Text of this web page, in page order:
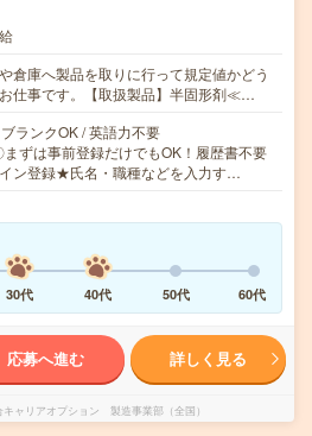
倉庫へ製品を取りに行って規定値かどう
仕事です。【取扱製品】半固形剤≪…
ランクOK / 英語力不要
ずは事前登録だけでもOK！履歴書不要
ン登録★氏名・職種などを入力す…
30代 40代 50代 60代
応募へ進む 詳しく見る
キャリアオプション 製造事業部（全国）